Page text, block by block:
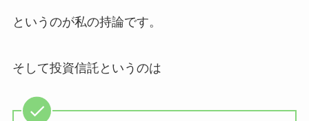
というのが私の持論です。
そして投資信託というのは